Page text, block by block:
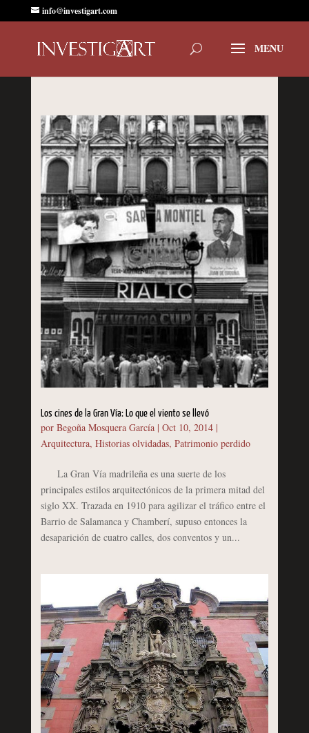
info@investigart.com
Los cines de la Gran Vía: Lo que el viento se llevó
por Begoña Mosquera García| Oct 10, 2014|
Arquitectura, Historias olvidadas, Patrimonio perdido
La Gran Vía madrileña es una suerte de los
principales estilos arquitectónicos de la primera mitad del
siglo XX. Trazada en 1910 para agilizar el tráfico entre el
Barrio de Salamanca y Chamberí, supuso entonces la
desaparición de cuatro calles, dos conventos y un...